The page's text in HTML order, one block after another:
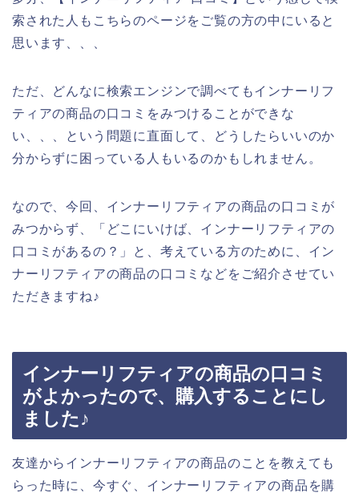
索された人もこちらのページをご覧の方の中にいると
思います、、、
ただ、どんなに検索エンジンで調べてもインナーリフ
ティアの商品の口コミをみつけることができな
い、、、という問題に直面して、どうしたらいいのか
分からずに困っている人もいるのかもしれません。
なので、今回、インナーリフティアの商品の口コミが
みつからず、「どこにいけば、インナーリフティアの
口コミがあるの？」と、考えている方のために、イン
ナーリフティアの商品の口コミなどをご紹介させてい
ただきますね♪
インナーリフティアの商品の口コミ
がよかったので、購入することにし
ました♪
友達からインナーリフティアの商品のことを教えても
らった時に、今すぐ、インナーリフティアの商品を購